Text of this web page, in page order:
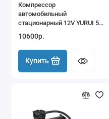
Компрессор
автомобильный
стационарный 12V YURUI 51
10600р.
Купить